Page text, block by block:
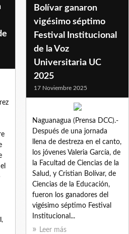
,
Bolívar ganaron
vigésimo séptimo
Festival Institucional
de la Voz
Universitaria UC
2025
17 Noviembre 2025
Naguanagua (Prensa DCC).-
Después de una jornada
llena de destreza en el canto,
los jóvenes Valeria García, de
la Facultad de Ciencias de la
Salud, y Cristian Bolívar, de
Ciencias de la Educación,
fueron los ganadores del
vigésimo séptimo Festival
Institucional...
Leer más